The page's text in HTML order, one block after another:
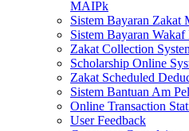
MAIPk
Sistem Bayaran Zakat
Sistem Bayaran
Zakat Collection
Scholarship Online
Zakat Scheduled
Sistem Bantuan Am
Online Transaction
User Feedback